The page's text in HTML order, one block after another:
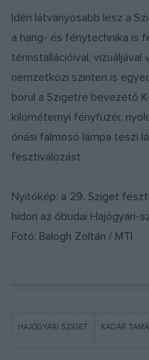
Idén látványosabb lesz a
a hang- és fénytechnika is
térinstallációival,
nemzetközi szinten is
borul a Szigetre bevezető
kilométernyi fényfüzér,
óriási falmosó lámpa teszi
fesztiválozást.
Nyitókép: a 29. Sziget
hídon az óbudai Hajógyári-
Fotó: Balogh Zoltán / MTI
HAJÓGYÁRI SZIGET KÁDÁR